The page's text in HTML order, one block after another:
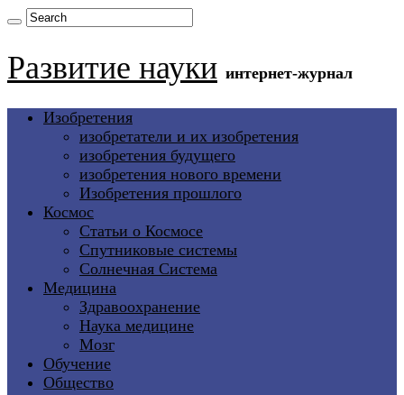
Развитие науки интернет-журнал
Изобретения
изобретатели и их изобретения
изобретения будущего
изобретения нового времени
Изобретения прошлого
Космос
Статьи о Космосе
Спутниковые системы
Солнечная Система
Медицина
Здравоохранение
Наука медицине
Мозг
Обучение
Общество